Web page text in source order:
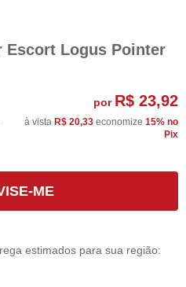
Escort Logus Pointer
por R$ 23,92
à vista R$ 20,33 economize 15% no
Pix
ME
estimados para sua região: